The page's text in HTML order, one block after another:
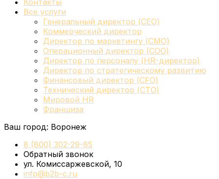
Контакты
Все услуги
Генеральный директор (CEO)
Коммерческий директор
Директор по маркетингу (CMO)
Операционный директор (COO)
Директор по персоналу (HR-директор)
Директор по стратегическому развитию
Финансовый директор (CFO)
Технический директор (CTO)
Мировой HR
Франшиза
Ваш город: Воронеж
8 (800) 302-29-85
Обратный звонок
ул. Комиссаржевской, 10
info@b2b-c.ru